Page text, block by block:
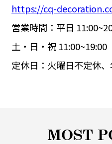
https://cq-
営業時間：平日
土・日・祝 11:00~19:00
定休日：火曜日不定休
MOST